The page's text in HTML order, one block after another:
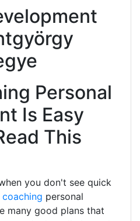
Personal
Is Easy
This
you don't see quick
personal
many good plans that